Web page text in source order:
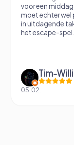
voor een
moet echter wel
in uitdagende
het escape-spel...
Tim-
05.02.